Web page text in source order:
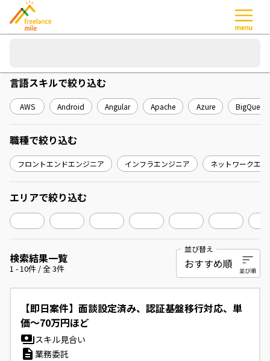
検索結果一覧
1 -10件 / 全3件
並び替え
【即日案件】面談設定済み、認証基盤移行対応、単
価～70万円ほど
スキル見合い
業務委託
言語スキルで絞り込む
AWS Android Angular Apache Azure BigQuery
職種で絞り込む
フロントエンドエンジニア インフラエンジニア ネットワークエ
エリアで絞り込む